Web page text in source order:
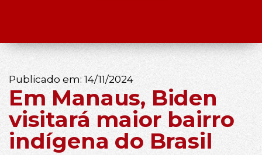
Publicado em: 14/11/2024
Em Manaus, Biden
visitará maior bairro
indígena do Brasil